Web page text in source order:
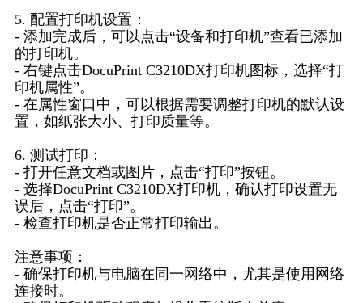
5. 配置打印机设置：
- 添加完成后，可以点击“设备和打印机”查看已添加
的打印机。
- 右键点击DocuPrint C3210DX打印机图标，选择“打
印机属性”。
- 在属性窗口中，可以根据需要调整打印机的默认设
置，如纸张大小、打印质量等。
6. 测试打印：
- 打开任意文档或图片，点击“打印”按钮。
- 选择DocuPrint C3210DX打印机，确认打印设置无
误后，点击“打印”。
- 检查打印机是否正常打印输出。
注意事项：
- 确保打印机与电脑在同一网络中，尤其是使用网络
连接时。